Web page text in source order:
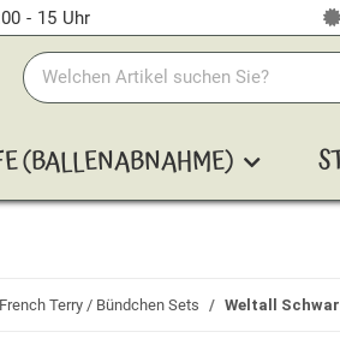
- 15 Uhr
(BALLENABNAHME)
French Terry / Bündchen Sets Weltall